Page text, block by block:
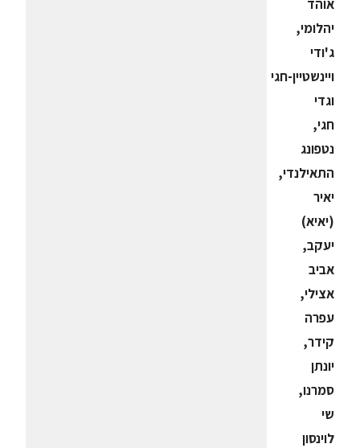
אוהד
יהלומי,
ג'ודי
ויינשטיין-חגי
וגדי
חגי,
נטפונג
התאילנדי,
יאיר
(יאיא)
יעקב,
אביב
אצילי,
עפרה
קידר,
יונתן
סמרנו,
שי
לוינסון